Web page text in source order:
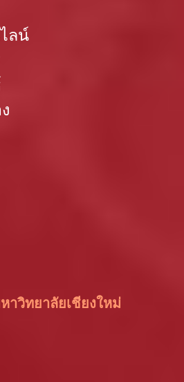
ลน์
วิทยาลัยเชียงใหม่